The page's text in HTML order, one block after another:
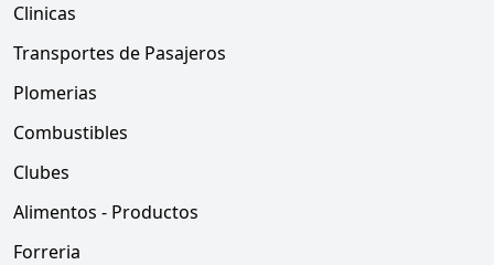
Clinicas
Transportes de Pasajeros
Plomerias
Combustibles
Clubes
Alimentos - Productos
Forreria